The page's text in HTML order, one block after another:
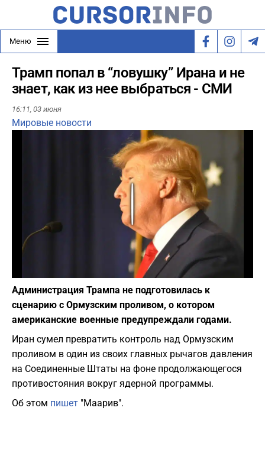
Меню
Трамп попал в “ловушку” Ирана и не
знает, как из нее выбраться - СМИ
16:11, 03 июня
Мировые новости
Play
Фото: depositphotos.com
Администрация Трампа не подготовилась к
сценарию с Ормузским проливом, о котором
американские военные предупреждали годами.
Иран сумел превратить контроль над Ормузским
проливом в один из своих главных рычагов давления
на Соединенные Штаты на фоне продолжающегося
противостояния вокруг ядерной программы.
Об этом пишет "Маарив".